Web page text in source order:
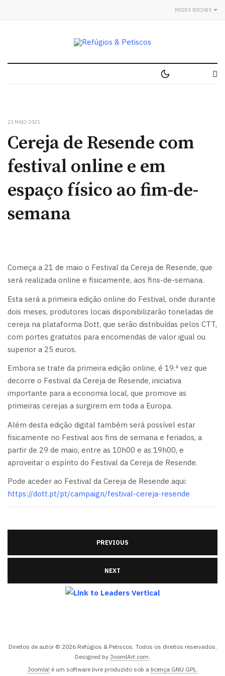
REDES SOCIAIS
21 MAIO 2021
Cereja de Resende com
festival online e em
espaço físico ao fim-de-
semana
Começa a 21 de maio o Festival da Cereja de Resende, que
será realizada online e fisicamente, aos fins-de-semana.
Esta será a primeira edição online do Festival, onde durante
dois meses, produtores locais disponibilizarão toneladas de
cereja na plataforma Dott, que serão distribuídas pelos CTT,
com portes gratuitos para encomendas de valor igual ou
superior a 25 euros.
Embora se trate da primeira edição online, é 19.ª vez que
decorre o Festival da Cereja de Resende, iniciativa
importante para a economia local, que promove as
primeiras cerejas a surgirem em toda a Europa.
Além desta edição digital também será possível estar
fisicamente no Festival aos fins de semana e feriados, a
partir de 29 de maio, entre as 10h00 e as 19h00, e
aproveitar o espírito do Festival da Cereja de Resende.
Pode aceder ao Festival da Cereja de Resende aqui:
https://dott.pt/pt/campaign/festival-cereja-resende
PREVIOUS
NEXT
Direitos de autor © 2026 Refúgios & Petiscos. Todos os direitos reservados.
Designed by JoomlArt.com.
Joomla! é um software livre produzido sob a licença GNU GPL.